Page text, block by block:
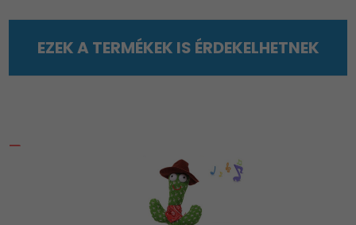
EZEK A TERMÉKEK IS ÉRDEKELHETNEK